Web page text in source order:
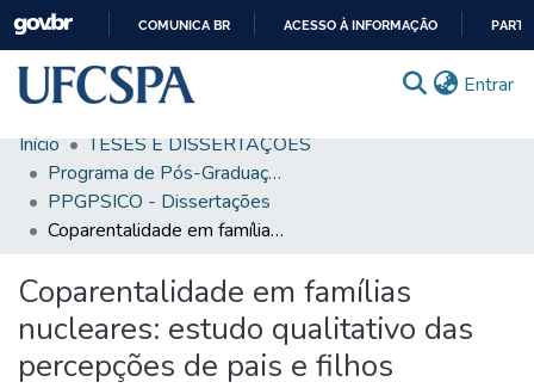
CONTEÚDO
COMUNICA BR ACESSO À INFORMAÇÃO
Entrar
Comunidades & Coleções
Busca Facetada
Autoarquivamento
Sobre o RI-UFCSPA
Início
TESES E DISSERTAÇÕES
Programa de Pós-Graduação em Psicologia e Saúde
PPGPSICO - Dissertações
Coparentalidade em famílias nucleares: estudo qualitativo das percepções de pais e filhos
Coparentalidade em famílias
nucleares: estudo qualitativo das
percepções de pais e filhos